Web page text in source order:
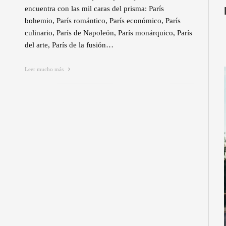
encuentra con las mil caras del prisma: París
bohemio, París romántico, París económico, París
culinario, París de Napoleón, París monárquico, París
del arte, París de la fusión…
Leer mucho más